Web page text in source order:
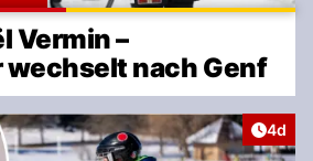
Vermin –
wechselt nach Genf
4d